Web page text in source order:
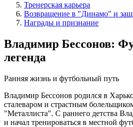
Тренерская карьера
Возвращение в "Динамо" и
Награды и признание
Владимир Бессонов:
легенда
Ранняя жизнь и футбольный путь
Владимир Бессонов родился в
сталеваром и страстным
"Металлиста". С раннего детства
и начал тренироваться в местной